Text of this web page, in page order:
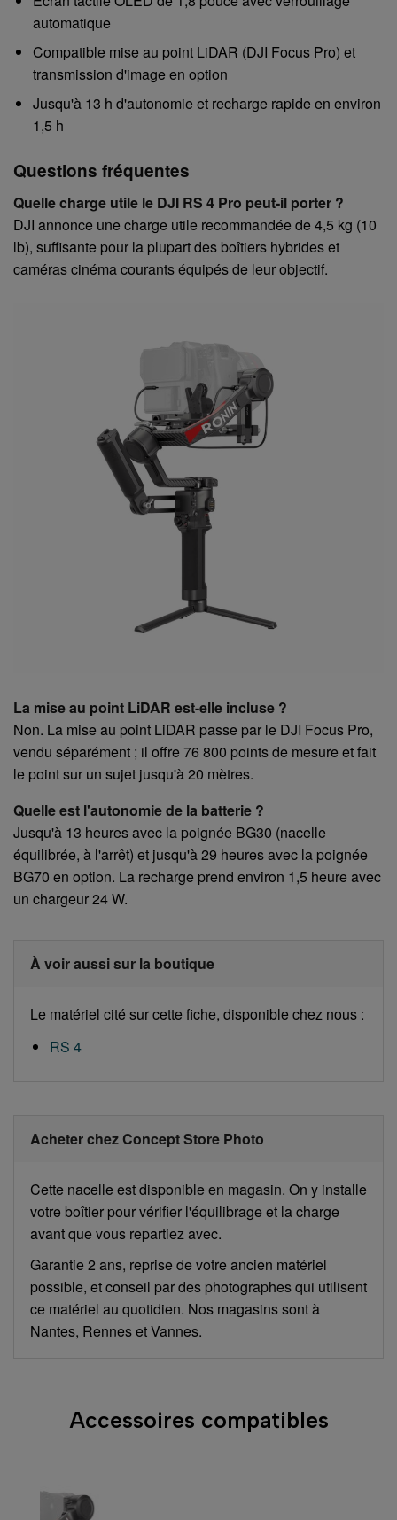
automatique
Compatible mise au point LiDAR (DJI Focus Pro) et
transmission d'image en option
Jusqu'à 13 h d'autonomie et recharge rapide en environ
1,5 h
Questions fréquentes
Quelle charge utile le DJI RS 4 Pro peut-il porter ?
DJI annonce une charge utile recommandée de 4,5 kg (10
lb), suffisante pour la plupart des boîtiers hybrides et
caméras cinéma courants équipés de leur objectif.
La mise au point LiDAR est-elle incluse ?
Non. La mise au point LiDAR passe par le DJI Focus Pro,
vendu séparément ; il offre 76 800 points de mesure et fait
le point sur un sujet jusqu'à 20 mètres.
Quelle est l'autonomie de la batterie ?
Jusqu'à 13 heures avec la poignée BG30 (nacelle
équilibrée, à l'arrêt) et jusqu'à 29 heures avec la poignée
BG70 en option. La recharge prend environ 1,5 heure avec
un chargeur 24 W.
À voir aussi sur la boutique
Le matériel cité sur cette fiche, disponible chez nous :
RS 4
Acheter chez Concept Store Photo
Cette nacelle est disponible en magasin. On y installe
votre boîtier pour vérifier l'équilibrage et la charge
avant que vous repartiez avec.
Garantie 2 ans, reprise de votre ancien matériel
possible, et conseil par des photographes qui utilisent
ce matériel au quotidien. Nos magasins sont à
Nantes, Rennes et Vannes.
Accessoires compatibles